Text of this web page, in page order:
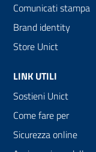
Comunicati stampa
Brand identity
Store Unict
LINK UTILI
Sostieni Unict
Come fare per
Sicurezza online